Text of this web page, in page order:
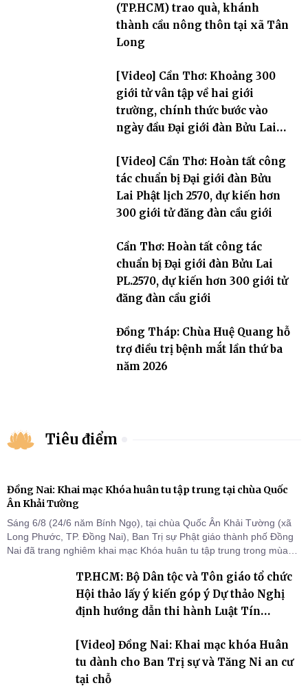
(TP.HCM) trao quà, khánh
thành cầu nông thôn tại xã Tân
Long
[Video] Cần Thơ: Khoảng 300
giới tử vân tập về hai giới
trường, chính thức bước vào
ngày đầu Đại giới đàn Bửu Lai
[Video] Cần Thơ: Hoàn tất công
tác chuẩn bị Đại giới đàn Bửu
Lai Phật lịch 2570, dự kiến hơn
300 giới tử đăng đàn cầu giới
Cần Thơ: Hoàn tất công tác
chuẩn bị Đại giới đàn Bửu Lai
PL.2570, dự kiến hơn 300 giới tử
đăng đàn cầu giới
Đồng Tháp: Chùa Huệ Quang hỗ
trợ điều trị bệnh mắt lần thứ ba
năm 2026
Tiêu điểm
Đồng Nai: Khai mạc Khóa huân tu tập trung tại chùa Quốc
Ân Khải Tường
Sáng 6/8 (24/6 năm Bính Ngọ), tại chùa Quốc Ân Khải Tường (xã
Long Phước, TP. Đồng Nai), Ban Trị sự Phật giáo thành phố Đồng
Nai đã trang nghiêm khai mạc Khóa huân tu tập trung trong mùa
chỗ khu vực VII, VIII và trường hạ chùa Quốc Ân Khải Tường.
TP.HCM: Bộ Dân tộc và Tôn giáo tổ chức
Hội thảo lấy ý kiến góp ý Dự thảo Nghị
định hướng dẫn thi hành Luật Tín
[Video] Đồng Nai: Khai mạc khóa Huân
tu dành cho Ban Trị sự và Tăng Ni an cư
tại chỗ